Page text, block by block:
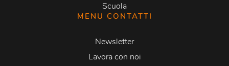
Scuola
MENU CONTATTI
Newsletter
Lavora con noi